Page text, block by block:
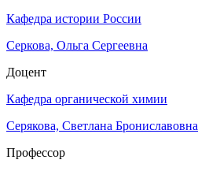
Кафедра истории России
Серкова, Ольга Сергеевна
Доцент
Кафедра органической химии
Серякова, Светлана Брониславовна
Профессор